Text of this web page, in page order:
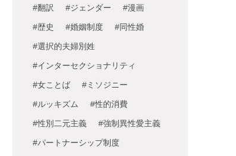
#翻訳 #ジェンダー #漫画
#歴史 #婚姻制度 #同性婚
#選択的夫婦別姓
#インターセクショナリティ
#女ことば #ミソジニー
#ルッキズム #性的消費
#性別二元主義 #強制異性愛主義
#パートナーシップ制度